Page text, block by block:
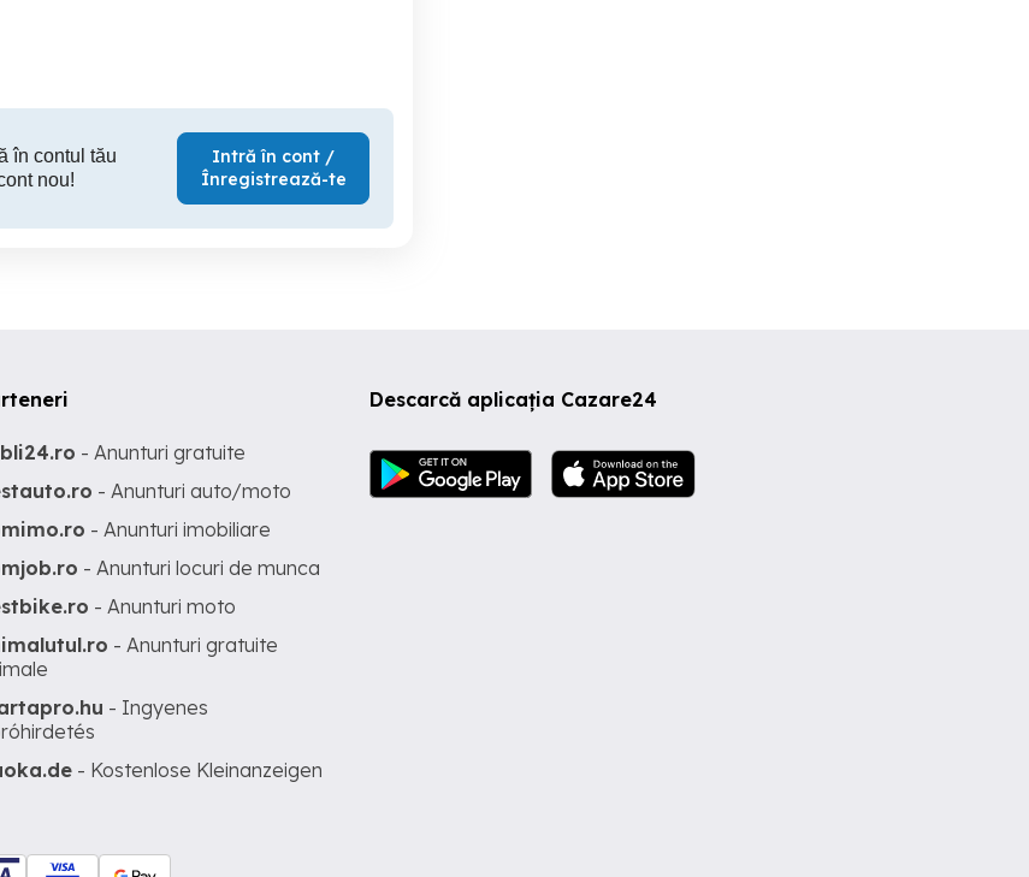
în contul tău
nou!
Intră în cont /
Înregistrează-te
Descarcă aplicația Cazare24
- Anunturi gratuite
- Anunturi auto/moto
- Anunturi imobiliare
- Anunturi locuri de munca
- Anunturi moto
- Anunturi gratuite
- Ingyenes
- Kostenlose Kleinanzeigen